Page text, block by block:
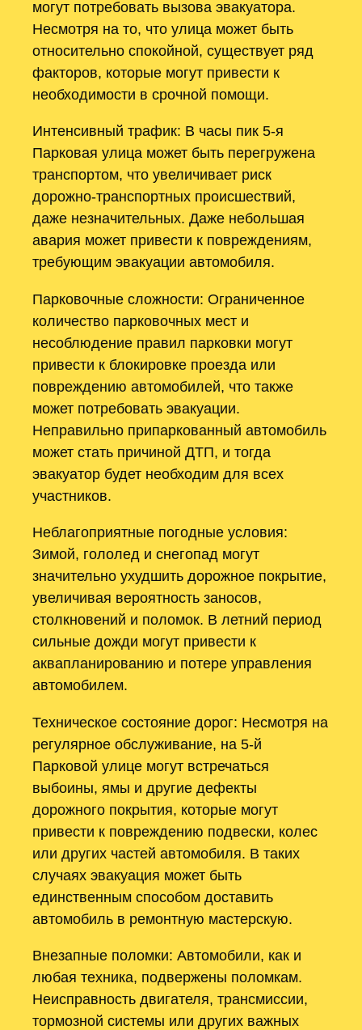
могут потребовать вызова эвакуатора.
Несмотря на то, что улица может быть
относительно спокойной, существует ряд
факторов, которые могут привести к
необходимости в срочной помощи.
Интенсивный трафик: В часы пик 5-я
Парковая улица может быть перегружена
транспортом, что увеличивает риск
дорожно-транспортных происшествий,
даже незначительных. Даже небольшая
авария может привести к повреждениям,
требующим эвакуации автомобиля.
Парковочные сложности: Ограниченное
количество парковочных мест и
несоблюдение правил парковки могут
привести к блокировке проезда или
повреждению автомобилей, что также
может потребовать эвакуации.
Неправильно припаркованный автомобиль
может стать причиной ДТП, и тогда
эвакуатор будет необходим для всех
участников.
Неблагоприятные погодные условия:
Зимой, гололед и снегопад могут
значительно ухудшить дорожное покрытие,
увеличивая вероятность заносов,
столкновений и поломок. В летний период
сильные дожди могут привести к
аквапланированию и потере управления
автомобилем.
Техническое состояние дорог: Несмотря на
регулярное обслуживание, на 5-й
Парковой улице могут встречаться
выбоины, ямы и другие дефекты
дорожного покрытия, которые могут
привести к повреждению подвески, колес
или других частей автомобиля. В таких
случаях эвакуация может быть
единственным способом доставить
автомобиль в ремонтную мастерскую.
Внезапные поломки: Автомобили, как и
любая техника, подвержены поломкам.
Неисправность двигателя, трансмиссии,
тормозной системы или других важных